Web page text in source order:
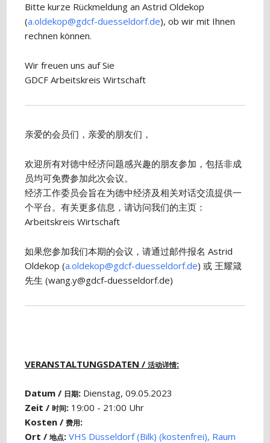
Bitte kurze Rückmeldung an Astrid Oldekop
(a.oldekop@gdcf-duesseldorf.de), ob wir mit Ihnen
rechnen können.
Wir freuen uns auf Sie
GDCF Arbeitskreis Wirtschaft
亲爱的会员们，亲爱的朋友们，
欢迎所有对德中经济问题感兴趣的朋友参加，包括非成
员均可免费参加此次会议。
经济工作委员会旨在为德中经济及相关对话交流提供一
个平台。有关更多信息，请访问我们的主页：
Arbeitskreis Wirtschaft
如果您参加我们本期的会议，请通过邮件报名 Astrid
Oldekop (a.oldekop@gdcf-duesseldorf.de) 或 王耀箴
先生 (wang.y@gdcf-duesseldorf.de)
VERANSTALTUNGSDATEN /活动详情:
Datum / 日期: Dienstag, 09.05.2023
Zeit /时间: 19:00 - 21:00 Uhr
Kosten /费用:
Ort /地点: VHS Düsseldorf (Bilk) (kostenfrei), Raum